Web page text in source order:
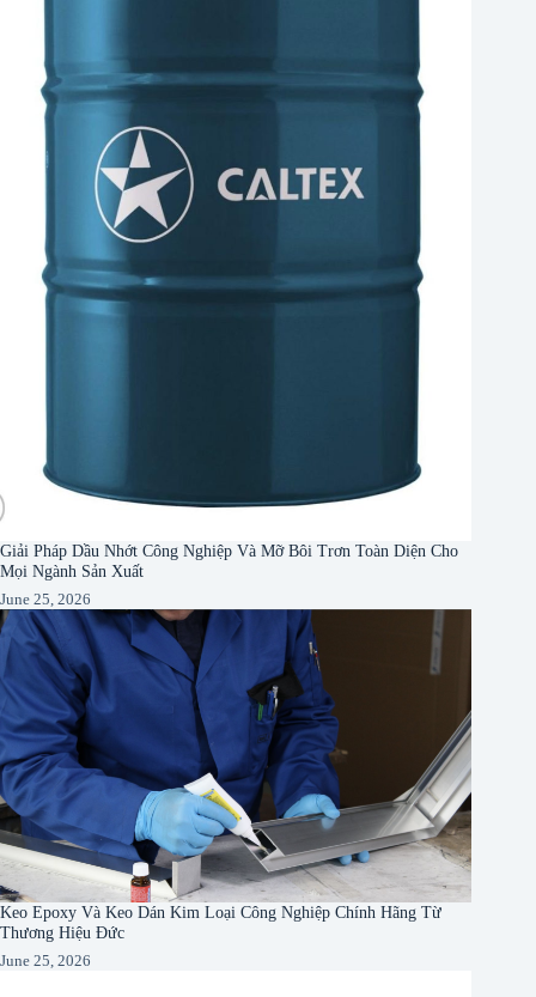
Giải Pháp Dầu Nhớt Công Nghiệp Và Mỡ Bôi Trơn Toàn Diện Cho
Mọi Ngành Sản Xuất
June 25, 2026
Keo Epoxy Và Keo Dán Kim Loại Công Nghiệp Chính Hãng Từ
Thương Hiệu Đức
June 25, 2026